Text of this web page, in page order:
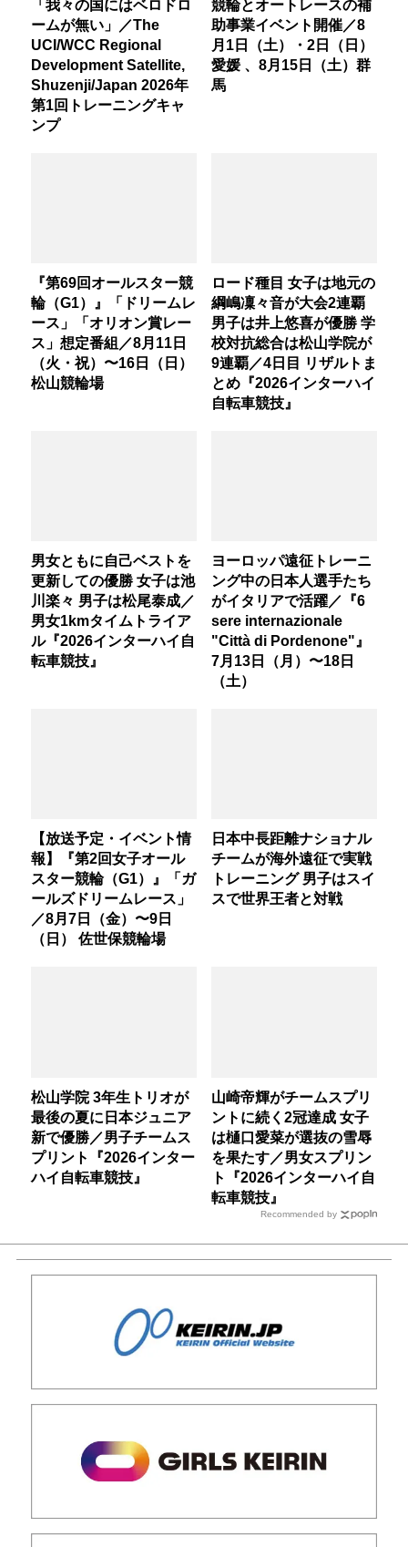
「我々の国にはベロドロ
ームが無い」／The
UCI/WCC Regional
Development Satellite,
Shuzenji/Japan 2026年
第1回トレーニングキャ
ンプ
競輪とオートレースの補
助事業イベント開催／8
月1日（土）・2日（日）
愛媛 、8月15日（土）群
馬
『第69回オールスター競
輪（G1）』「ドリームレ
ース」「オリオン賞レー
ス」想定番組／8月11日
（火・祝）〜16日（日）
松山競輪場
ロード種目 女子は地元の
綱嶋凜々音が大会2連覇
男子は井上悠喜が優勝 学
校対抗総合は松山学院が
9連覇／4日目 リザルトま
とめ『2026インターハイ
自転車競技』
男女ともに自己ベストを
更新しての優勝 女子は池
川楽々 男子は松尾泰成／
男女1kmタイムトライア
ル『2026インターハイ自
転車競技』
ヨーロッパ遠征トレーニ
ング中の日本人選手たち
がイタリアで活躍／『6
sere internazionale
"Città di Pordenone"』
7月13日（月）〜18日
（土）
【放送予定・イベント情
報】『第2回女子オール
スター競輪（G1）』「ガ
ールズドリームレース」
／8月7日（金）〜9日
（日） 佐世保競輪場
日本中長距離ナショナル
チームが海外遠征で実戦
トレーニング 男子はスイ
スで世界王者と対戦
松山学院 3年生トリオが
最後の夏に日本ジュニア
新で優勝／男子チームス
プリント『2026インター
ハイ自転車競技』
山崎帝輝がチームスプリ
ントに続く2冠達成 女子
は樋口愛菜が選抜の雪辱
を果たす／男女スプリン
ト『2026インターハイ自
転車競技』
Recommended by